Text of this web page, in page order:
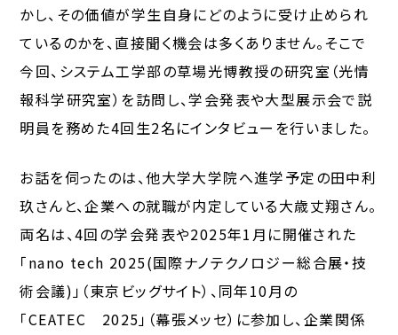
かし、その価値が学生自身にどのように受け止められ
ているのかを、直接聞く機会は多くありません。そこで
今回、システム工学部の草場光博教授の研究室（光情
報科学研究室）を訪問し、学会発表や大型展示会で説
明員を務めた4回生2名にインタビューを行いました。
お話を伺ったのは、他大学大学院へ進学予定の田中利
玖さんと、企業への就職が内定している大歳丈翔さん。
両名は、4回の学会発表や2025年1月に開催された
「nano tech 2025(国際ナノテクノロジー総合展・技
術会議)」（東京ビッグサイト）、同年10月の
「CEATEC 2025」（幕張メッセ）に参加し、企業関係